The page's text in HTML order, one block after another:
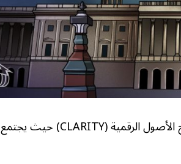
من المرجح أن يستأنف مجلس الشيوخ الأمريكي نظره في قانون وضوح الأصول الرقمية (CLARITY) حيث يجتمع